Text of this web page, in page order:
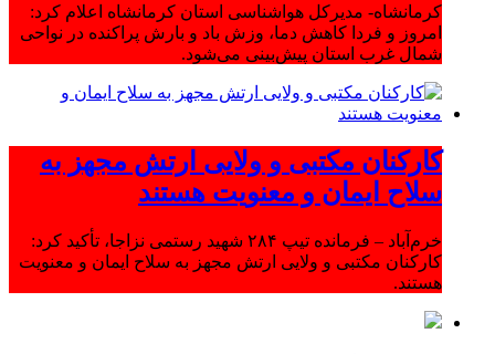
کرمانشاه- مدیرکل هواشناسی استان کرمانشاه اعلام کرد:
امروز و فردا کاهش دما، وزش باد و بارش پراکنده در نواحی
شمال غرب استان پیش‌بینی می‌شود.
کارکنان مکتبی و ولایی ارتش مجهز به
سلاح ایمان و معنویت هستند
خرم‌آباد – فرمانده تیپ ۲۸۴ شهید رستمی نزاجا، تأکید کرد:
کارکنان مکتبی و ولایی ارتش مجهز به سلاح ایمان و معنویت
هستند.